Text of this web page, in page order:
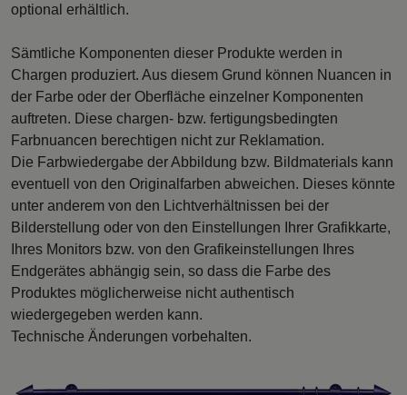
optional erhältlich.
Sämtliche Komponenten dieser Produkte werden in
Chargen produziert. Aus diesem Grund können Nuancen in
der Farbe oder der Oberfläche einzelner Komponenten
auftreten. Diese chargen- bzw. fertigungsbedingten
Farbnuancen berechtigen nicht zur Reklamation.
Die Farbwiedergabe der Abbildung bzw. Bildmaterials kann
eventuell von den Originalfarben abweichen. Dieses könnte
unter anderem von den Lichtverhältnissen bei der
Bilderstellung oder von den Einstellungen Ihrer Grafikkarte,
Ihres Monitors bzw. von den Grafikeinstellungen Ihres
Endgerätes abhängig sein, so dass die Farbe des
Produktes möglicherweise nicht authentisch
wiedergegeben werden kann.
Technische Änderungen vorbehalten.